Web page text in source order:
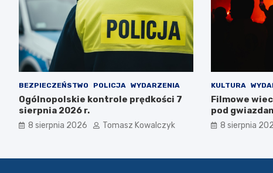
BEZPIECZEŃSTWO POLICJA WYDARZENIA
Ogólnopolskie kontrole prędkości 7
sierpnia 2026 r.
8 sierpnia 2026 Tomasz Kowalczyk
KULTURA
Filmowe
pod
Zajączek!
8 sierpnia